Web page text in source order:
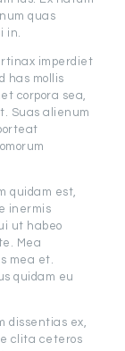
quas
in.
imperdiet
has mollis
corpora sea,
Suas alienum
quidam est,
inermis
ut habeo
Mea
mea et.
quidam eu
dissentias ex,
clita ceteros